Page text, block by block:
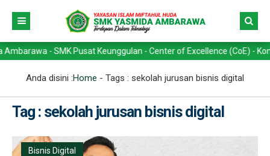
- SMK Pusat Keunggulan - Center of Excellence (CoE) -
Anda disini :Home - Tags : sekolah jurusan bisnis digital
Tag : sekolah jurusan bisnis digital
Bisnis Digital